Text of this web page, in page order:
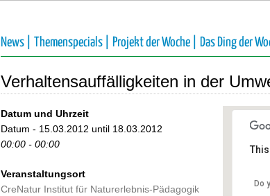
News | Themenspecials | Projekt der Woche | Das Ding der
Verhaltensauffälligkeiten in der
Do
Datum und Uhrzeit
Datum - 15.03.2012 until 18.03.2012
00:00 - 00:00
Veranstaltungsort
CreNatur Institut für Naturerlebnis-Pädagogik